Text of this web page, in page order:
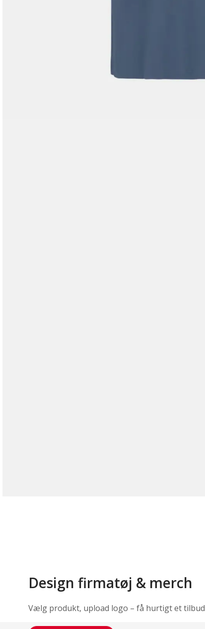
Design firmatøj & merch
Vælg produkt, upload logo – få hurtigt et